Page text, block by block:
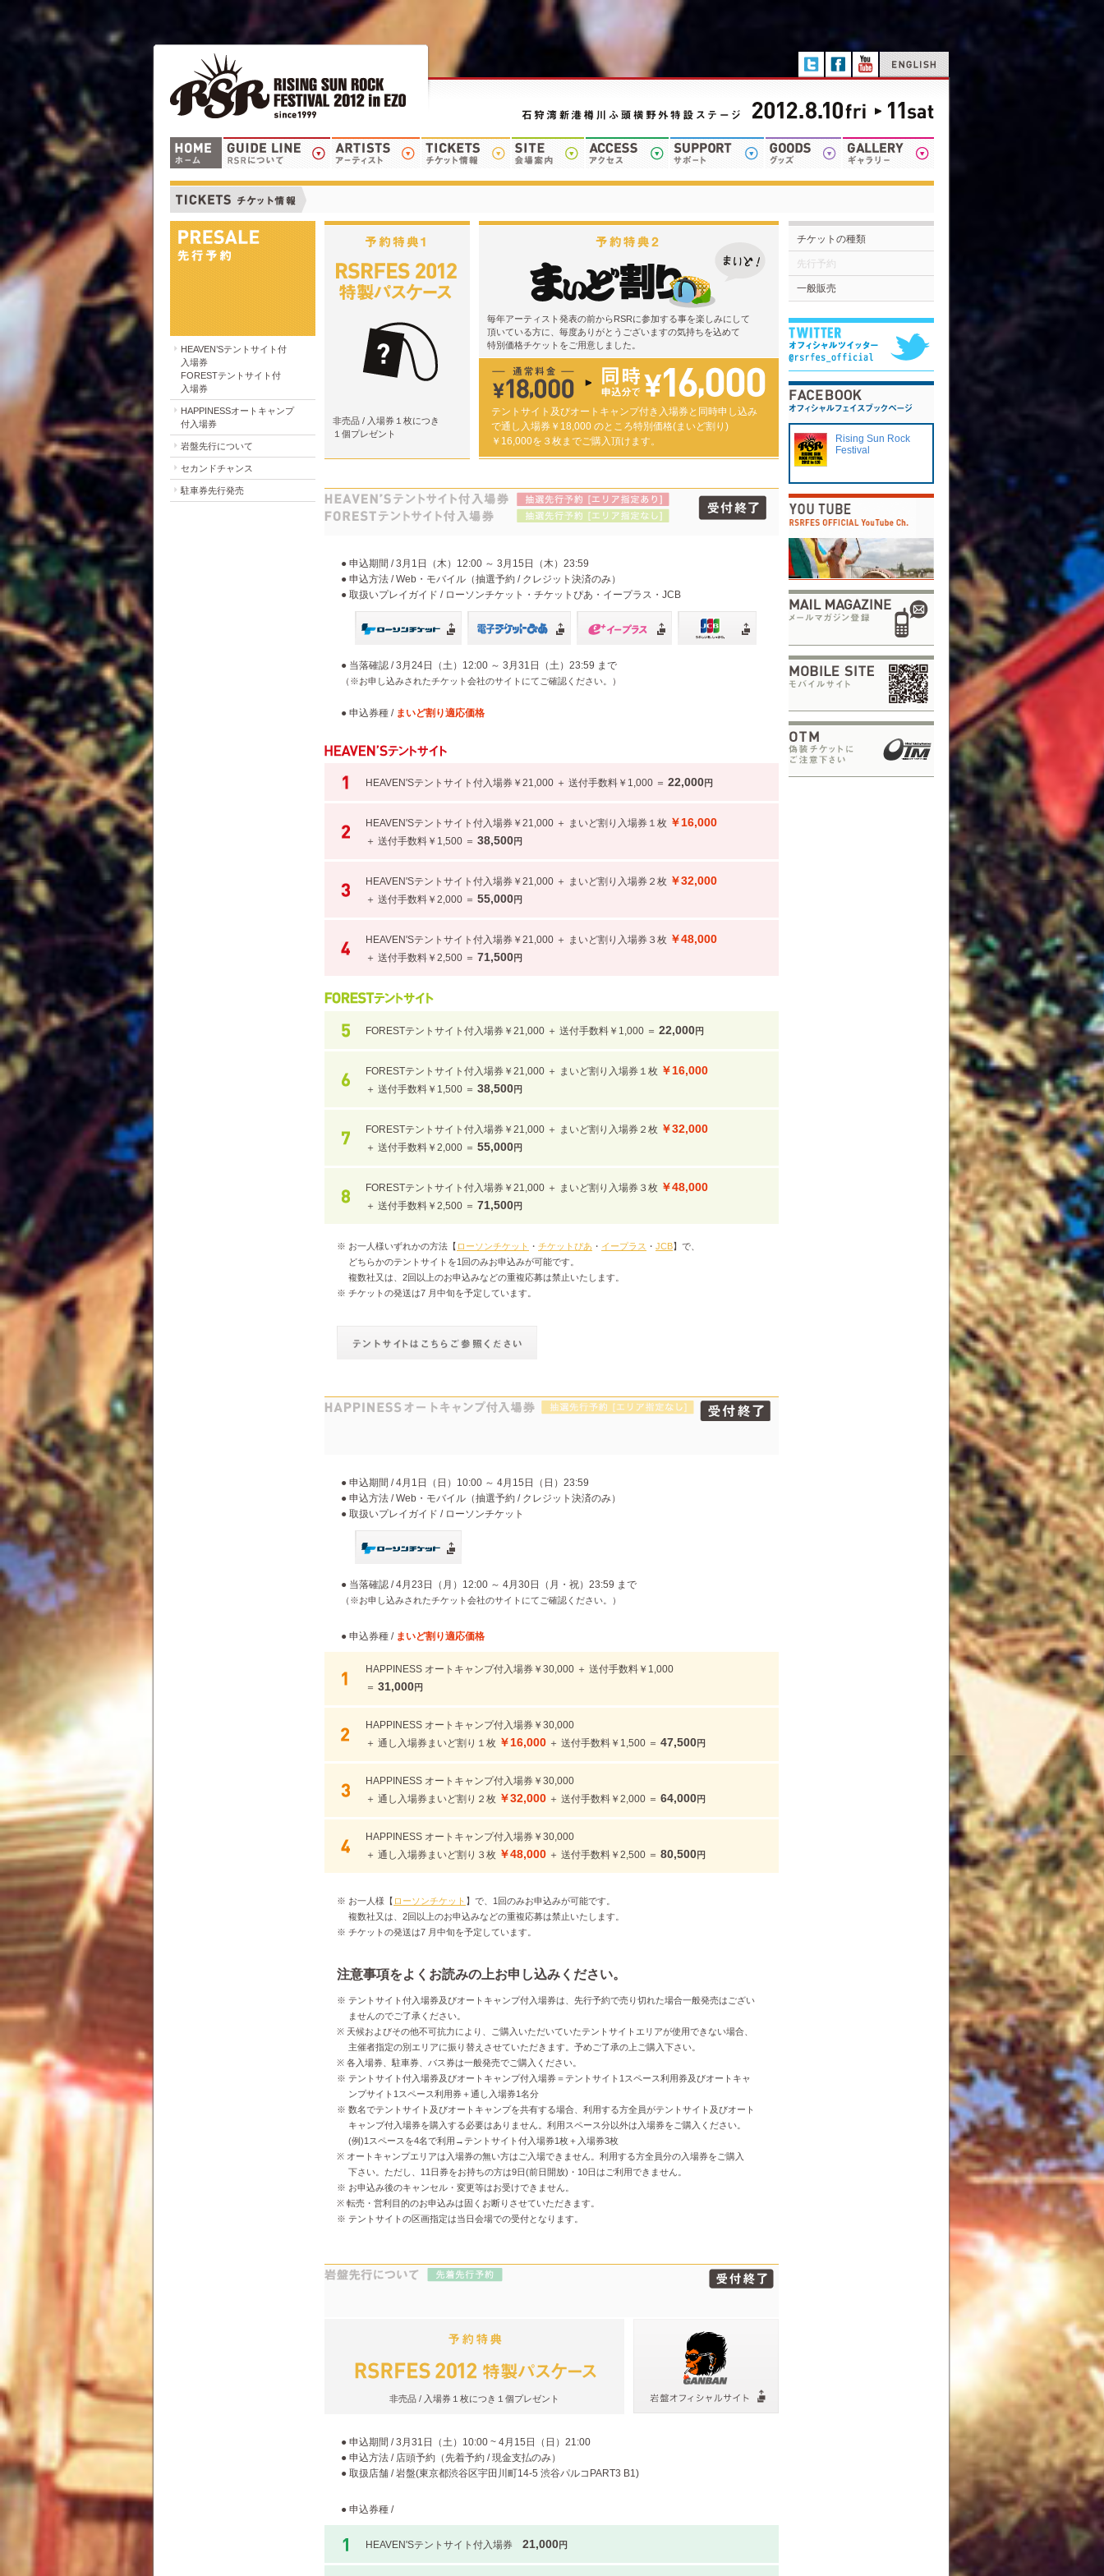
HEAVEN’Sテントサイト付
入場券
FORESTテントサイト付
入場券
HAPPINESSオートキャンプ
付入場券
岩盤先行について
セカンドチャンス
駐車券先行発売
非売品 / 入場券１枚につき
１個プレゼント
毎年アーティスト発表の前からRSRに参加する事を楽しみにして
頂いている方に、毎度ありがとうございますの気持ちを込めて
特別価格チケットをご用意しました。
テントサイト及びオートキャンプ付き入場券と同時申し込み
で通し入場券￥18,000 のところ特別価格(まいど割り)
￥16,000を３枚までご購入頂けます。
● 申込期間 / 3月1日（木）12:00 ～ 3月15日（木）23:59
● 申込方法 / Web・モバイル（抽選予約 / クレジット決済のみ）
● 取扱いプレイガイド / ローソンチケット・チケットぴあ・イープラス・JCB
● 当落確認 / 3月24日（土）12:00 ～ 3月31日（土）23:59 まで
（※お申し込みされたチケット会社のサイトにてご確認ください。）
● 申込券種 / まいど割り適応価格
HEAVEN'Sテントサイト付入場券￥21,000 ＋ 送付手数料￥1,000 ＝ 22,000円
HEAVEN'Sテントサイト付入場券￥21,000 ＋ まいど割り入場券１枚 ￥16,000
＋ 送付手数料￥1,500 ＝ 38,500円
HEAVEN'Sテントサイト付入場券￥21,000 ＋ まいど割り入場券２枚 ￥32,000
＋ 送付手数料￥2,000 ＝ 55,000円
HEAVEN'Sテントサイト付入場券￥21,000 ＋ まいど割り入場券３枚 ￥48,000
＋ 送付手数料￥2,500 ＝ 71,500円
FORESTテントサイト付入場券￥21,000 ＋ 送付手数料￥1,000 ＝ 22,000円
FORESTテントサイト付入場券￥21,000 ＋ まいど割り入場券１枚 ￥16,000
＋ 送付手数料￥1,500 ＝ 38,500円
FORESTテントサイト付入場券￥21,000 ＋ まいど割り入場券２枚 ￥32,000
＋ 送付手数料￥2,000 ＝ 55,000円
FORESTテントサイト付入場券￥21,000 ＋ まいど割り入場券３枚 ￥48,000
＋ 送付手数料￥2,500 ＝ 71,500円
※ お一人様いずれかの方法【 ローソンチケット ・ チケットぴあ ・ イープラス ・ JCB】で、
どちらかのテントサイトを1回のみお申込みが可能です。
複数社又は、2回以上のお申込みなどの重複応募は禁止いたします。
※ チケットの発送は7 月中旬を予定しています。
● 申込期間 / 4月1日（日）10:00 ～ 4月15日（日）23:59
● 申込方法 / Web・モバイル（抽選予約 / クレジット決済のみ）
● 取扱いプレイガイド / ローソンチケット
● 当落確認 / 4月23日（月）12:00 ～ 4月30日（月・祝）23:59 まで
（※お申し込みされたチケット会社のサイトにてご確認ください。）
● 申込券種 / まいど割り適応価格
HAPPINESS オートキャンプ付入場券￥30,000 ＋ 送付手数料￥1,000
＝ 31,000円
HAPPINESS オートキャンプ付入場券￥30,000
＋ 通し入場券まいど割り１枚 ￥16,000 ＋ 送付手数料￥1,500 ＝ 47,500円
HAPPINESS オートキャンプ付入場券￥30,000
＋ 通し入場券まいど割り２枚 ￥32,000 ＋ 送付手数料￥2,000 ＝ 64,000円
HAPPINESS オートキャンプ付入場券￥30,000
＋ 通し入場券まいど割り３枚 ￥48,000 ＋ 送付手数料￥2,500 ＝ 80,500円
※ お一人様【 ローソンチケット 】で、1回のみお申込みが可能です。
複数社又は、2回以上のお申込みなどの重複応募は禁止いたします。
※ チケットの発送は7 月中旬を予定しています。
注意事項をよくお読みの上お申し込みください。
※ テントサイト付入場券及びオートキャンプ付入場券は、先行予約で売り切れた場合一般発売はござい
ませんのでご了承ください。
※ 天候およびその他不可抗力により、ご購入いただいていたテントサイトエリアが使用できない場合、
主催者指定の別エリアに振り替えさせていただきます。予めご了承の上ご購入下さい。
※ 各入場券、駐車券、バス券は一般発売でご購入ください。
※ テントサイト付入場券及びオートキャンプ付入場券＝テントサイト1スペース利用券及びオートキャ
ンプサイト1スペース利用券＋通し入場券1名分
※ 数名でテントサイト及びオートキャンプを共有する場合、利用する方全員がテントサイト及びオート
キャンプ付入場券を購入する必要はありません。利用スペース分以外は入場券をご購入ください。
(例)1スペースを4名で利用→テントサイト付入場券1枚＋入場券3枚
※ オートキャンプエリアは入場券の無い方はご入場できません。利用する方全員分の入場券をご購入
下さい。ただし、11日券をお持ちの方は9日(前日開放)・10日はご利用できません。
※ お申込み後のキャンセル・変更等はお受けできません。
※ 転売・営利目的のお申込みは固くお断りさせていただきます。
※ テントサイトの区画指定は当日会場での受付となります。
非売品 / 入場券１枚につき１個プレゼント
● 申込期間 / 3月31日（土）10:00 ~ 4月15日（日）21:00
● 申込方法 / 店頭予約（先着予約 / 現金支払のみ）
● 取扱店舗 / 岩盤(東京都渋谷区宇田川町14-5 渋谷パルコPART3 B1)
● 申込券種 /
HEAVEN'Sテントサイト付入場券 21,000円
チケットの種類
先行予約
一般販売
Rising Sun Rock
Festival